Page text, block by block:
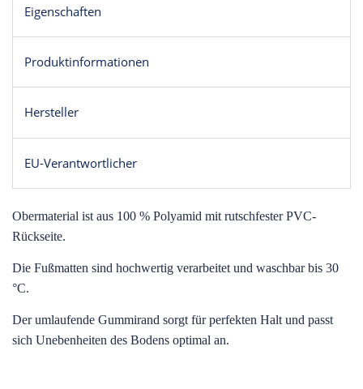
Eigenschaften
Produktinformationen
Hersteller
EU-Verantwortlicher
Obermaterial ist aus 100 % Polyamid mit rutschfester PVC-
Rückseite.
Die Fußmatten sind hochwertig verarbeitet und waschbar bis 30
°C.
Der umlaufende Gummirand sorgt für perfekten Halt und passt
sich Unebenheiten des Bodens optimal an.